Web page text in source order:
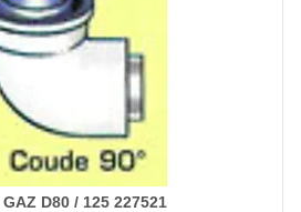
D80 / 125 227521